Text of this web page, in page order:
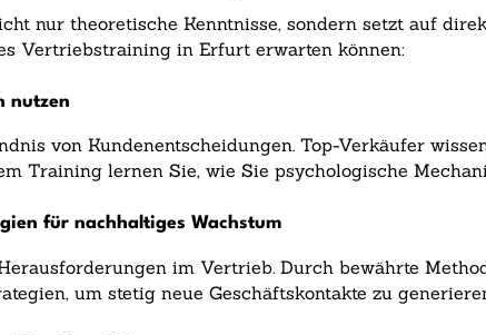
nur theoretische Kenntnisse, sondern setzt auf
Vertriebstraining in Erfurt erwarten können:
nutzen
von Kundenentscheidungen. Top-Verkäufer
Training lernen Sie, wie Sie psychologische
für nachhaltiges Wachstum
im Vertrieb. Durch bewährte
um stetig neue Geschäftskontakte zu